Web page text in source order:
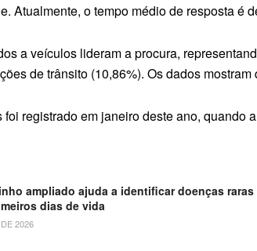
Atualmente, o tempo médio de resposta é
a veículos lideram a procura,
de trânsito (10,86%). Os dados
registrado em janeiro deste ano,
ampliado ajuda a identificar doenças raras
dias de vida
2026